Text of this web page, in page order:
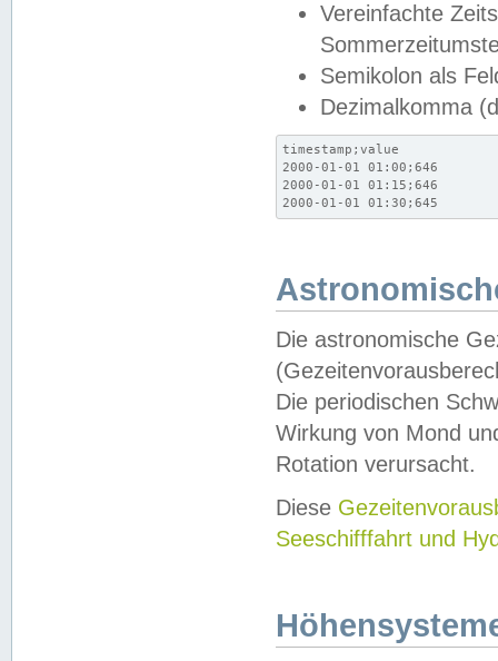
Vereinfachte
Semikolon als
Dezimalkomma
timestamp;value
2000-01-01 01:00;646
2000-01-01 01:15;646
2000-01-01 01:30;645
Die astronomische
Die periodischen
Wirkung von Mond
Rotation verursacht.
Diese
Seeschifffahrt und